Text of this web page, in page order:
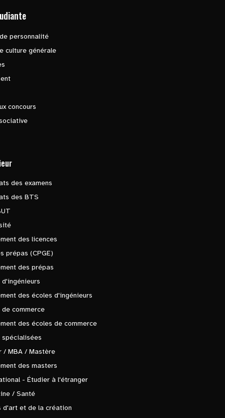
personnalité
culture générale
concours
des examens
des BTS
des licences
prépas (CPGE)
des prépas
d'ingénieurs
des écoles d'ingénieurs
de commerce
des écoles de commerce
spécialisées
/ MBA / Mastère
des masters
- Étudier à l'étranger
/ Santé
d'art et de la création